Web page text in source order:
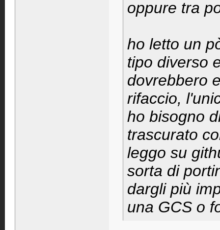
oppure tra
ho letto un
tipo diverso
dovrebbero
rifaccio,
ho bisogno
trascurato
leggo su
sorta di
dargli più
una GCS o